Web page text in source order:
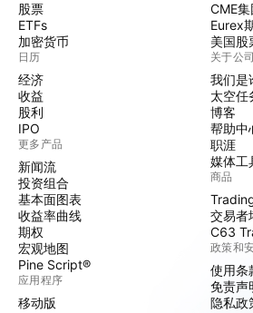
股票
ETFs
加密货币
日历
经济
收益
股利
IPO
更多产品
新闻流
投资组合
基本面图表
收益率曲线
期权
宏观地图
Pine Script®
应用程序
移动版
CME
Eurex
美国股
关于公司
我们是
太空任
博客
帮助中
职涯
媒体工
商品
交易者
C63
政策和
使用条
免责声
隐私政